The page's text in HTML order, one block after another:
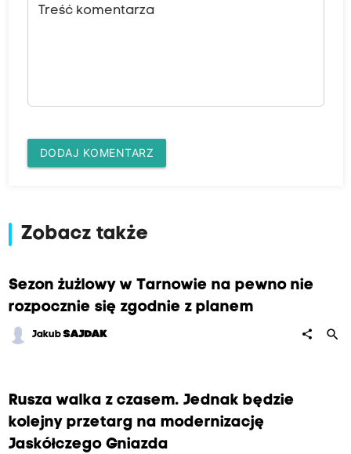
Treść komentarza
DODAJ KOMENTARZ
Zobacz także
Sezon żużlowy w Tarnowie na pewno nie
rozpocznie się zgodnie z planem
JakubSAJDAK share search
Rusza walka z czasem. Jednak będzie
kolejny przetarg na modernizację
Jaskółczego Gniazda